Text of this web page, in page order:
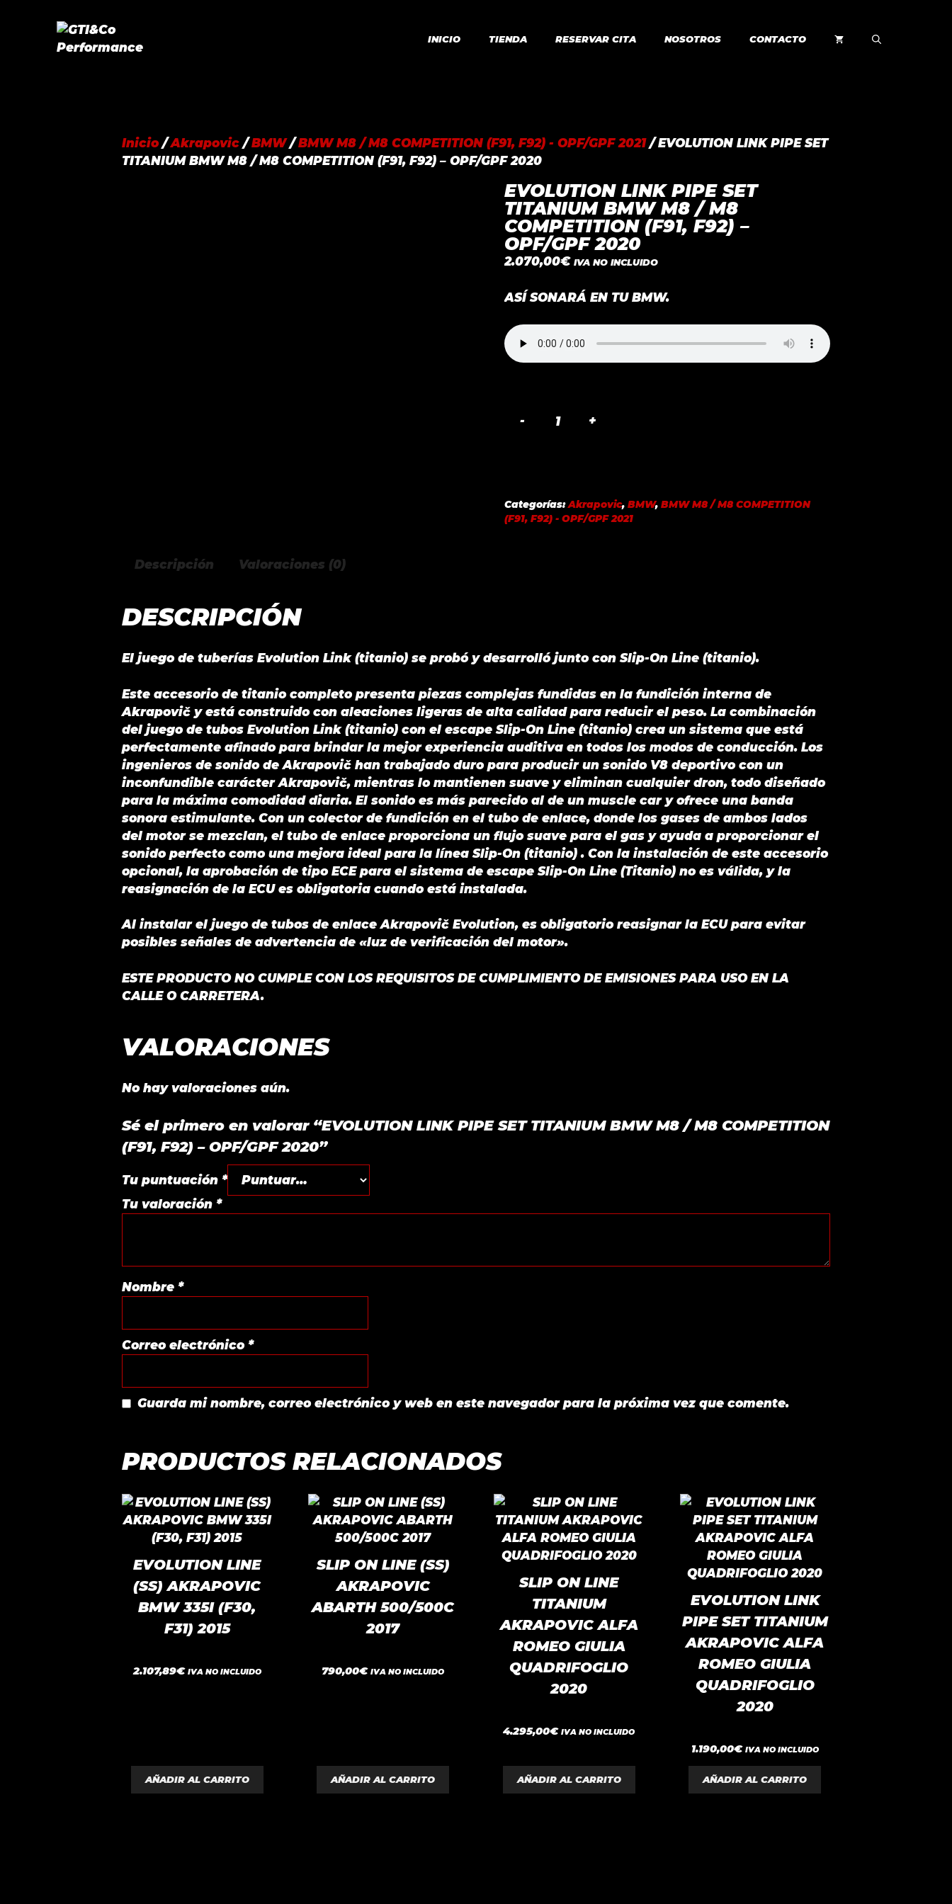
contenido
INICIO TIENDA RESERVAR CITA NOSOTROS CONTACTO
Inicio/Akrapovic /BMW/BMW M8 / M8 COMPETITION (F91, F92) - OPF/GPF 2021/ EVOLUTION LINK PIPE SET
TITANIUM BMW M8 / M8 COMPETITION (F91, F92) – OPF/GPF 2020
EVOLUTION LINK PIPE SET
TITANIUM BMW M8 / M8
COMPETITION (F91, F92) –
OPF/GPF 2020
2.070,00€ IVA NO INCLUIDO
ASÍ SONARÁ EN TU BMW.
EVOLUTION
TITANIUM
BMW
OPF/GPF
cantidad
Categorías:Akrapovic, BMW, BMW M8 / M8 COMPETITION
(F91, F92) - OPF/GPF 2021
Descripción Valoraciones (0)
DESCRIPCIÓN
El juego de tuberías Evolution Link (titanio) se probó y desarrolló junto con Slip-On Line (titanio).
Este accesorio de titanio completo presenta piezas complejas fundidas en la fundición interna de
Akrapovič y está construido con aleaciones ligeras de alta calidad para reducir el peso. La combinación
del juego de tubos Evolution Link (titanio) con el escape Slip-On Line (titanio) crea un sistema que está
perfectamente afinado para brindar la mejor experiencia auditiva en todos los modos de conducción. Los
ingenieros de sonido de Akrapovič han trabajado duro para producir un sonido V8 deportivo con un
inconfundible carácter Akrapovič, mientras lo mantienen suave y eliminan cualquier dron, todo diseñado
para la máxima comodidad diaria. El sonido es más parecido al de un muscle car y ofrece una banda
sonora estimulante. Con un colector de fundición en el tubo de enlace, donde los gases de ambos lados
del motor se mezclan, el tubo de enlace proporciona un flujo suave para el gas y ayuda a proporcionar el
sonido perfecto como una mejora ideal para la línea Slip-On (titanio) . Con la instalación de este accesorio
opcional, la aprobación de tipo ECE para el sistema de escape Slip-On Line (Titanio) no es válida, y la
reasignación de la ECU es obligatoria cuando está instalada.
Al instalar el juego de tubos de enlace Akrapovič Evolution, es obligatorio reasignar la ECU para evitar
posibles señales de advertencia de «luz de verificación del motor».
ESTE PRODUCTO NO CUMPLE CON LOS REQUISITOS DE CUMPLIMIENTO DE EMISIONES PARA USO EN LA
CALLE O CARRETERA.
VALORACIONES
No hay valoraciones aún.
Sé el primero en valorar “EVOLUTION LINK PIPE SET TITANIUM BMW M8 / M8 COMPETITION
(F91, F92) – OPF/GPF 2020”
Tu puntuación *
Tu valoración *
Nombre *
Correo electrónico *
Guarda mi nombre, correo electrónico y web en este navegador para la próxima vez que comente.
PRODUCTOS RELACIONADOS
EVOLUTION LINE
(SS) AKRAPOVIC
BMW 335I (F30,
F31) 2015
0
d
2.107,89€ IVA NO INCLUIDO
AÑADIR AL CARRITO
SLIP ON LINE (SS)
AKRAPOVIC
ABARTH 500/500C
2017
0
d
790,00€ IVA NO INCLUIDO
AÑADIR AL CARRITO
SLIP ON LINE
TITANIUM
AKRAPOVIC ALFA
ROMEO GIULIA
QUADRIFOGLIO
2020
0
d
4.295,00€ IVA NO INCLUIDO
AÑADIR AL CARRITO
EVOLUTION LINK
PIPE SET TITANIUM
AKRAPOVIC ALFA
ROMEO GIULIA
QUADRIFOGLIO
2020
0
d
e
5
1.190,00€ IVA NO INCLUIDO
AÑADIR AL CARRITO